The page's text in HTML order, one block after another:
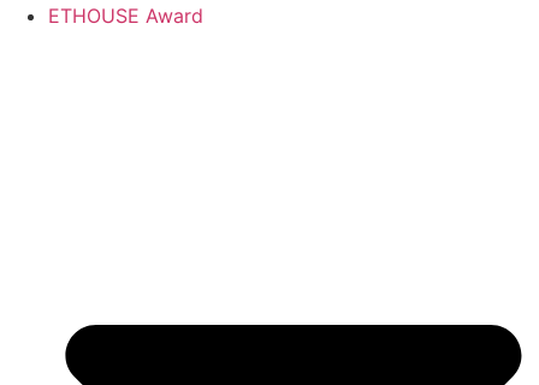
ETHOUSE Award